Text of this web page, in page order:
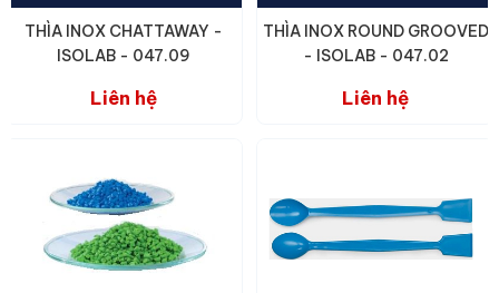
THÌA INOX CHATTAWAY -
ISOLAB - 047.09
Liên hệ
THÌA INOX ROUND GROOVED
- ISOLAB - 047.02
Liên hệ